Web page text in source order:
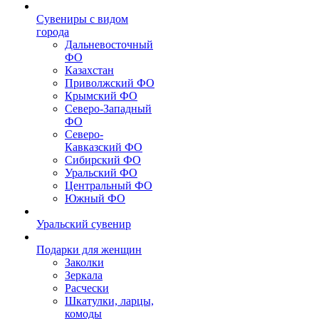
Сувениры с видом
города
Дальневосточный
ФО
Казахстан
Приволжский ФО
Крымский ФО
Северо-Западный
ФО
Северо-
Кавказский ФО
Сибирский ФО
Уральский ФО
Центральный ФО
Южный ФО
Уральский сувенир
Подарки для женщин
Заколки
Зеркала
Расчески
Шкатулки, ларцы,
комоды